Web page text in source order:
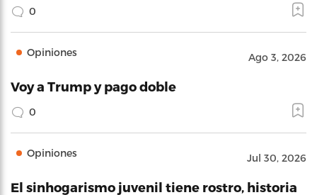
0
Opiniones Ago 3, 2026
Voy a Trump y pago doble
0
Opiniones Jul 30, 2026
El sinhogarismo juvenil tiene rostro, historia